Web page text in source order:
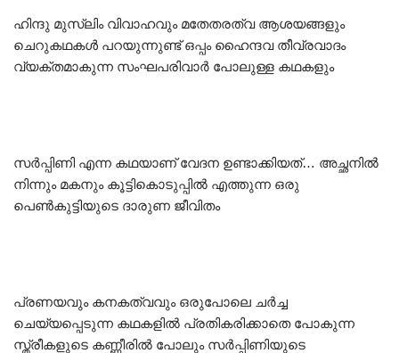
ഹിന്ദു മുസ്ലിം വിവാഹവും മതേതരത്വ ആശയങ്ങളും
ചെറുകഥകൾ പറയുന്നുണ്ട് ഒപ്പം ഹൈന്ദവ തീവ്രവാദം
വ്യക്തമാകുന്ന സംഘപരിവാർ പോലുള്ള കഥകളും
സർപ്പിണി എന്ന കഥയാണ് വേദന ഉണ്ടാക്കിയത്… അച്ഛനിൽ
നിന്നും മകനും കൂട്ടികൊടുപ്പിൽ എത്തുന്ന ഒരു
പെൺകുട്ടിയുടെ ദാരുണ ജീവിതം
പ്രണയവും കനകത്വവും ഒരുപോലെ ചർച്ച
ചെയ്യപ്പെടുന്ന കഥകളിൽ പ്രതികരിക്കാതെ പോകുന്ന
സ്ത്രീകളുടെ കണ്ണീരിൽ പോലും സർപ്പിണിയുടെ